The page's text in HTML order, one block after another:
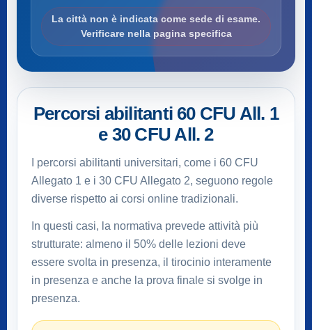
La città non è indicata come sede di esame.
Verificare nella pagina specifica
Percorsi abilitanti 60 CFU All. 1
e 30 CFU All. 2
I percorsi abilitanti universitari, come i 60 CFU
Allegato 1 e i 30 CFU Allegato 2, seguono regole
diverse rispetto ai corsi online tradizionali.
In questi casi, la normativa prevede attività più
strutturate: almeno il 50% delle lezioni deve
essere svolta in presenza, il tirocinio interamente
in presenza e anche la prova finale si svolge in
presenza.